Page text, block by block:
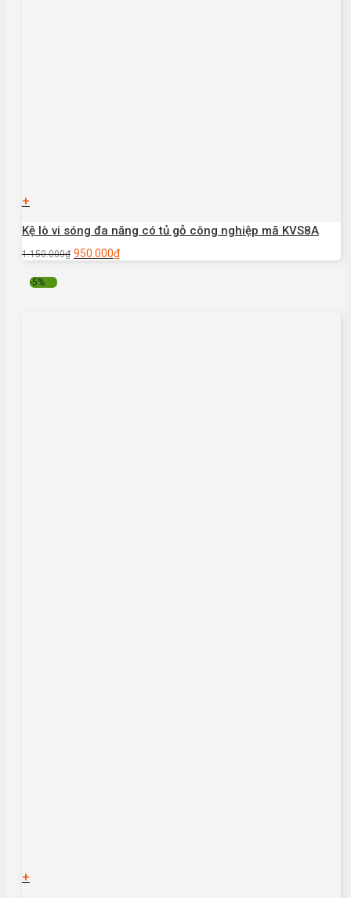
+
Kệ lò vi sóng đa năng có tủ gỗ công nghiệp mã KVS8A
1.150.000₫ 950.000₫
-5%
+